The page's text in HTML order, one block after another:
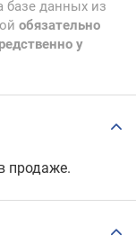
базе данных из
обязательно
у
продаже.